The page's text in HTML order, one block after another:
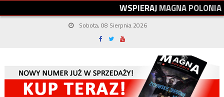
WSPIERAJMAGNAPOLONIA
Sobota, 08 Sierpnia 2026